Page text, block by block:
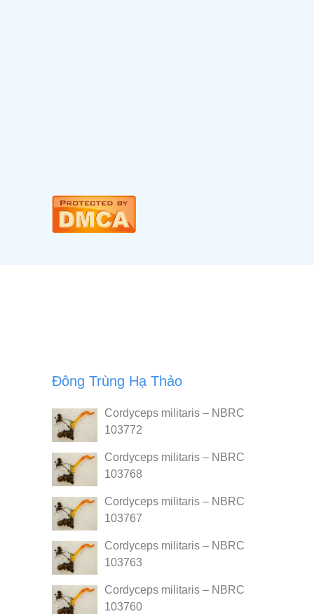
Đông Trùng Hạ Thảo
Cordyceps militaris – NBRC
103772
Cordyceps militaris – NBRC
103768
Cordyceps militaris – NBRC
103767
Cordyceps militaris – NBRC
103763
Cordyceps militaris – NBRC
103760